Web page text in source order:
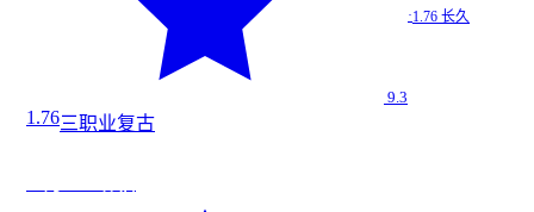
9.3
·1.76 长久
1.76三职业复古